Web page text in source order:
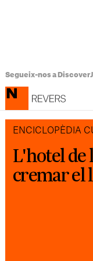
Segueix-nos a Discover
ENCICLOPÈDIA
L'hotel de
cremar el